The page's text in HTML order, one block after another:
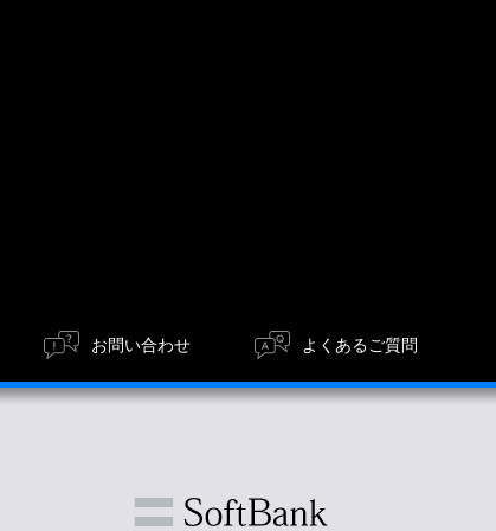
、お願いとご注意が改訂されている場合、予告なく改訂
イックスタート、お願いとご注意の変更の度に修正・更
いたお客さまを読者として想定しております。本サービ
お問い合わせにはお応えできない場合があります。あら
明書の製品が、すでに生産中止などの理由でご購入でき
なかったことにより万一損害（データの破損・業務の中
害の発生や第三者からの賠償請求の可能性があること
ーカーに帰属します。権利者の許諾を得ることなく、
されています。ただし、商業取引以外の個人的用途に用
お問い合わせ よくあるご質問